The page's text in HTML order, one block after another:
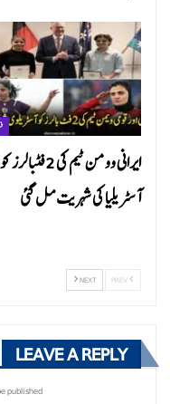
ایرانی وومن ٹیم کی 2 فٹبالرز کو
آسٹریلیا کی شہریت مل گئی
NEXT
LEAVE A REPLY
published.